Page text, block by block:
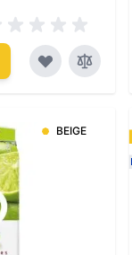
BEIGE